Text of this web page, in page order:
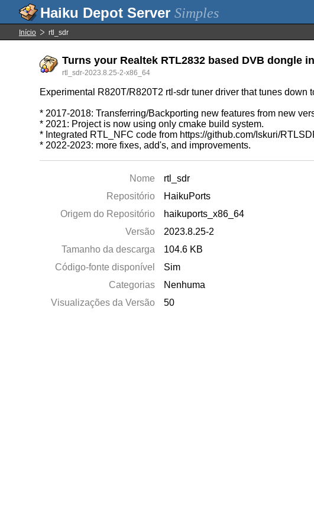
Simples
Início rtl_sdr
Turns your Realtek RTL2832 based DVB dongle
rtl_sdr-2023.8.25-2-x86_64
Experimental R820T/R820T2 rtl-sdr tuner driver that tunes
* 2017-2018: Transferring/Backporting new features from new
* 2021: Project is now using only cmake build system.
* Integrated RTL_NFC code from https://github.com/Iskuri/
* 2022-2023: more fixes, add's, and improvements.
Nome
rtl_sdr
Repositório
HaikuPorts
Origem do Repositório
haikuports_x86_64
Versão
2023.8.25-2
Tamanho da descarga
104.6 KB
Código-fonte disponível
Sim
Categorias
Nenhuma
Visualizações da Versão
50